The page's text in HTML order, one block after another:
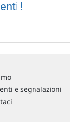
!
e segnalazioni